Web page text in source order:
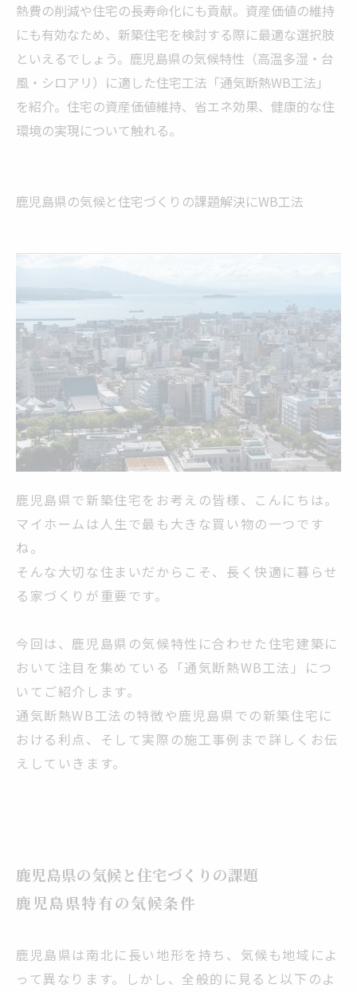
熱費の削減や住宅の長寿命化にも貢献。資産価値の維持
にも有効なため、新築住宅を検討する際に最適な選択肢
といえるでしょう。鹿児島県の気候特性（高温多湿・台
風・シロアリ）に適した住宅工法「通気断熱WB工法」
を紹介。住宅の資産価値維持、省エネ効果、健康的な住
環境の実現について触れる。
鹿児島県の気候と住宅づくりの課題解決にWB工法
鹿児島県で新築住宅をお考えの皆様、こんにちは。
マイホームは人生で最も大きな買い物の一つです
ね。
そんな大切な住まいだからこそ、長く快適に暮らせ
る家づくりが重要です。
今回は、鹿児島県の気候特性に合わせた住宅建築に
おいて注目を集めている「通気断熱WB工法」につ
いてご紹介します。
通気断熱WB工法の特徴や鹿児島県での新築住宅に
おける利点、そして実際の施工事例まで詳しくお伝
えしていきます。
鹿児島県の気候と住宅づくりの課題
鹿児島県特有の気候条件
鹿児島県は南北に長い地形を持ち、気候も地域によ
って異なります。しかし、全般的に見ると以下のよ